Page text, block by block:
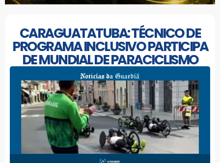
CARAGUATATUBA: TÉCNICO DE
PROGRAMA INCLUSIVO PARTICIPA
DE MUNDIAL DE PARACICLISMO